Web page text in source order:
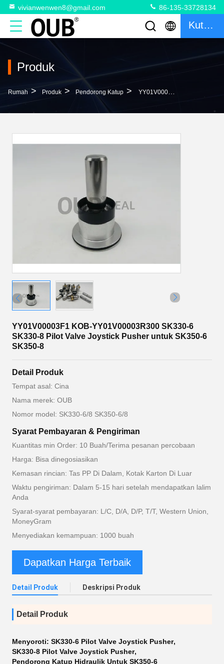
vivianwenwen8@gmail.com 86-135-33728134
Kutipan
Produk
Rumah > Produk > Pendorong Katup > YY01V00003F1 KOB-YY01V00003R300 SK330-6 SK330-8 Pilot Valve Joystick Pusher Untuk SK350-6 SK350-8
YY01V00003F1 KOB-YY01V00003R300 SK330-6
SK330-8 Pilot Valve Joystick Pusher untuk SK350-6
SK350-8
Detail Produk
Tempat asal: Cina
Nama merek: OUB
Nomor model: SK330-6/8 SK350-6/8
Syarat Pembayaran & Pengiriman
Kuantitas min Order: 10 Buah/Terima pesanan percobaan
Harga: Bisa dinegosiasikan
Kemasan rincian: Tas PP Di Dalam, Kotak Karton Di Luar
Waktu pengiriman: Dalam 5-15 hari setelah mendapatkan lalim
Anda
Syarat-syarat pembayaran: L/C, D/A, D/P, T/T, Western Union,
MoneyGram
Menyediakan kemampuan: 1000 buah
Dapatkan Harga Terbaik
Detail Produk Deskripsi Produk
Detail Produk
Menyoroti: SK330-6 Pilot Valve Joystick Pusher,
SK330-8 Pilot Valve Joystick Pusher,
Pendorong Katup Hidraulik Untuk SK350-6